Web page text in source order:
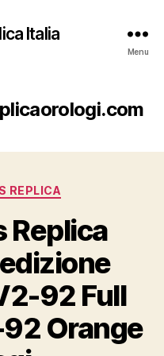
Italia
Menu
REPLICA
Replica
92 Full
Orange